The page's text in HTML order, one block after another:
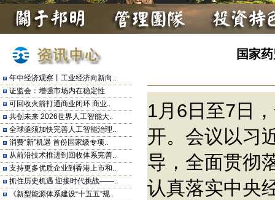
年中经济观察丨工业经济向新向..
证监会：增强市场内在稳定性
可回收火箭打通商业闭环 商业..
共创未来 2026世界人工智能大..
全球亟须加快完善人工智能治理..
消费“新”机遇 首份国家级专项..
从前沿技术推进到回收体系完善..
支持更多优质企业到香港上市和..
抓住历史机遇 迎接时代挑战——..
《新型能源体系建设“十五五”规..
国家
1月6日至7日
开。会议以习
导，全面贯彻
认真落实中央